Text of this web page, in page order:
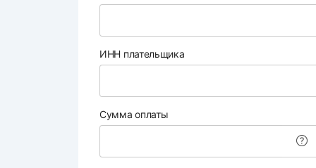
ИНН плательщика
Сумма оплаты